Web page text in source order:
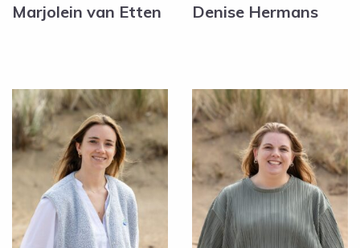
Marjolein van Etten Denise Hermans